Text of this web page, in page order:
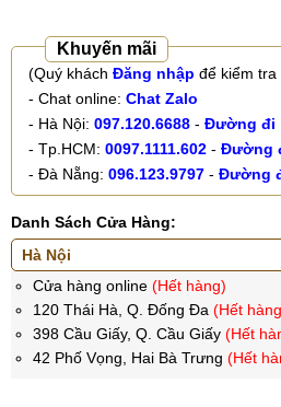
Khuyến mãi
(Quý khách Đăng nhập để kiểm
- Chat online: Chat Zalo
- Hà Nội: 097.120.6688 - Đường đi
- Tp.HCM: 0097.1111.602 - Đường
- Đà Nẵng: 096.123.9797 - Đường
Danh Sách Cửa Hàng:
Cửa hàng online (Hết hàng)
120 Thái Hà, Q. Đống Đa (Hết
398 Cầu Giấy, Q. Cầu Giấy (Hết
42 Phố Vọng, Hai Bà Trưng (Hết